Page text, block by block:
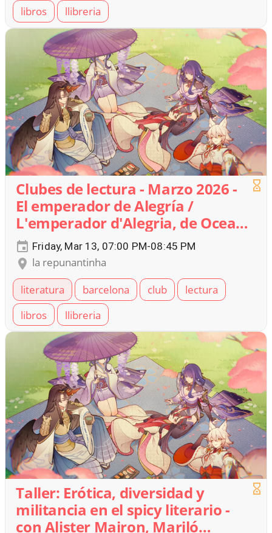
libros
llibreria
Clubes de lectura - Marzo 2026 -
El emperador de Alegría /
L'emperador d'Alegria, de Ocean
Vuong
Friday, Mar 13, 07:00 PM-08:45 PM
la repunantinha
literatura
barcelona club
lectura
libros
llibreria
Taller: Erótica, diversidad y
militancia en el spicy literario -
con Alister Mairon, Mariló